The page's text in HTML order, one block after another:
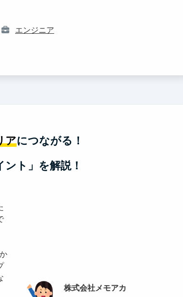
エンジニア
アにつながる！
ント」を解説！
株式会社メモアカ